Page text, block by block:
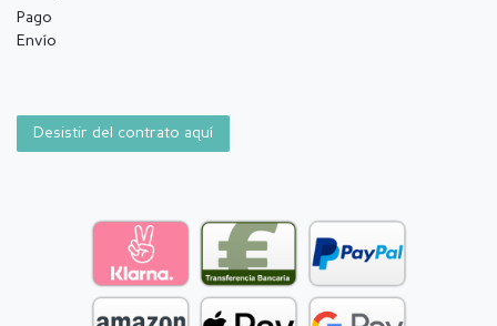
Pago
Envío
Desistir del contrato aquí